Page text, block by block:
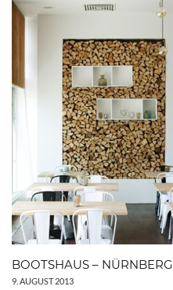
BOOTSHAUS – NÜRNBERG
9. AUGUST 2013